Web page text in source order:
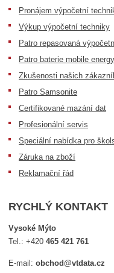
Pronájem výpočetní
Výkup výpočetní techniky
Patro repasovaná
Patro baterie mobile energy
Zkušenosti našich
Patro Samsonite
Certifikované mazání dat
Profesionální servis
Speciální nabídka pro
Záruka na zboží
Reklamační řád
RYCHLÝ KONTAKT
Vysoké Mýto
Tel.:+420465 421 761
E-mail:obchod@vtdata.cz